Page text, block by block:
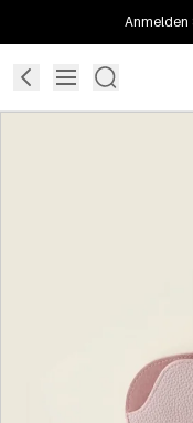
Anmelden